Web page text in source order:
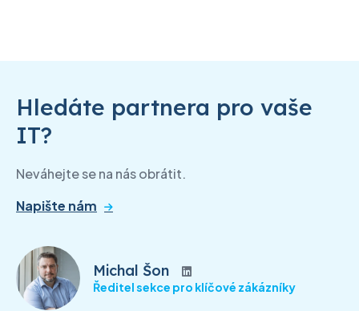
Hledáte partnera pro vaše
IT?
Neváhejte se na nás obrátit.
Napište nám
Michal Šon
Ředitel sekce pro klíčové zákázníky